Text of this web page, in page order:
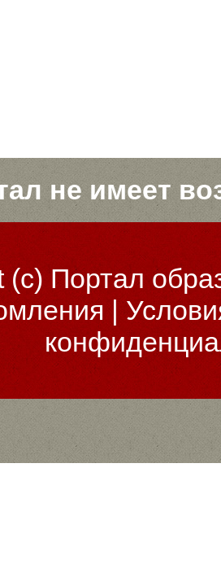
не имеет
(c)Портал
|